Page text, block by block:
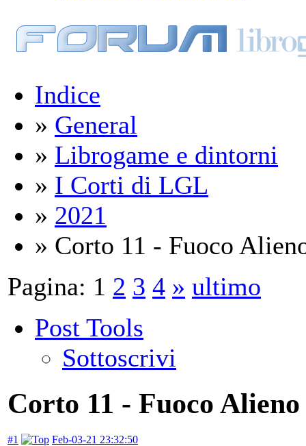
Indice
» General
» Librogame e dintorni
» I Corti di LGL
» 2021
» Corto 11 - Fuoco
Pagina: 1 2 3 4 » ultimo
Post Tools
Sottoscrivi
Corto 11 - Fuoco Alieno
#1 Feb-03-21 23:32:50